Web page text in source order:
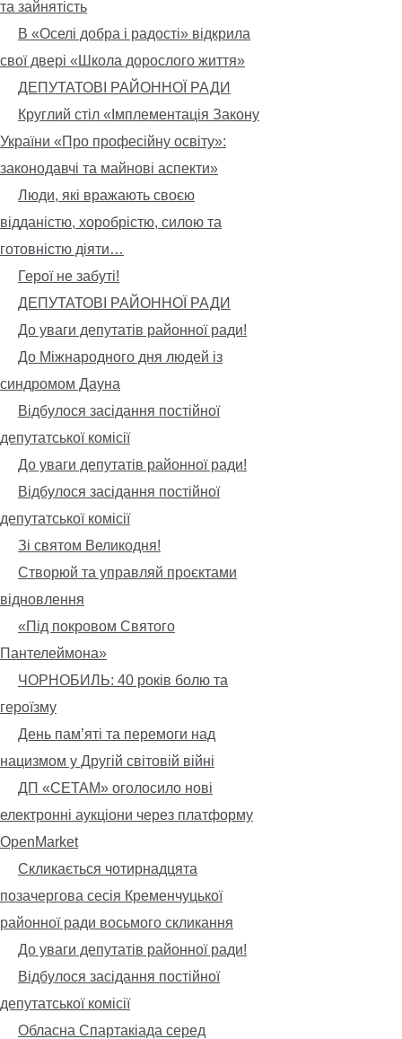
та зайнятість
В «Оселі добра і радості» відкрила
свої двері «Школа дорослого життя»
ДЕПУТАТОВІ РАЙОННОЇ РАДИ
Круглий стіл «Імплементація Закону
України «Про професійну освіту»:
законодавчі та майнові аспекти»
Люди, які вражають своєю
відданістю, хоробрістю, силою та
готовністю діяти…
Герої не забуті!
ДЕПУТАТОВІ РАЙОННОЇ РАДИ
До уваги депутатів районної ради!
До Міжнародного дня людей із
синдромом Дауна
Відбулося засідання постійної
депутатської комісії
До уваги депутатів районної ради!
Відбулося засідання постійної
депутатської комісії
Зі святом Великодня!
Створюй та управляй проєктами
відновлення
«Під покровом Святого
Пантелеймона»
ЧОРНОБИЛЬ: 40 років болю та
героїзму
День пам’яті та перемоги над
нацизмом у Другій світовій війні
ДП «СЕТАМ» оголосило нові
електронні аукціони через платформу
OpenMarket
Скликається чотирнадцята
позачергова сесія Кременчуцької
районної ради восьмого скликання
До уваги депутатів районної ради!
Відбулося засідання постійної
депутатської комісії
Обласна Спартакіада серед